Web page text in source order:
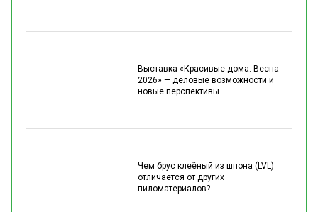
Выставка «Красивые дома. Весна
2026» — деловые возможности и
новые перспективы
Чем брус клеёный из шпона (LVL)
отличается от других
пиломатериалов?